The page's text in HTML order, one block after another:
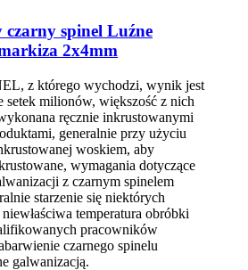
spinel Luźne
2x4mm
z którego wychodzi, wynik jest
setek milionów, większość z nich
ręcznie inkrustowanymi
generalnie przy użyciu
woskiem, aby
wymagania dotyczące
z czarnym spinelem
starzenie się niektórych
temperatura obróbki
pracowników
czarnego spinelu
galwanizacją.